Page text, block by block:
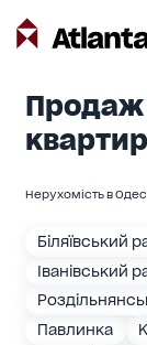
Продаж
Нерухомість в
Біляївський
Іванівський
Павлинка